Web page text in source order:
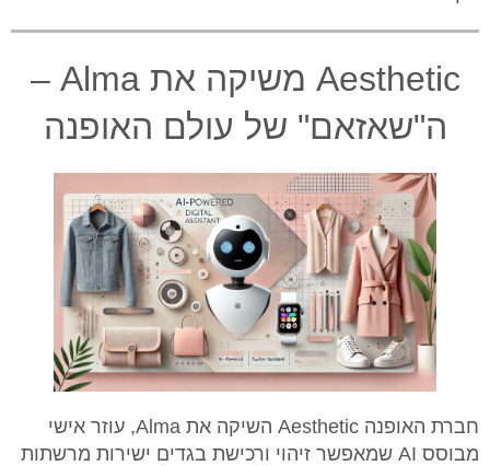
Aesthetic משיקה את Alma –
ה"שאזאם" של עולם האופנה
​חברת האופנה Aesthetic השיקה את Alma, עוזר אישי
מבוסס AI שמאפשר זיהוי ורכישת בגדים ישירות מרשתות